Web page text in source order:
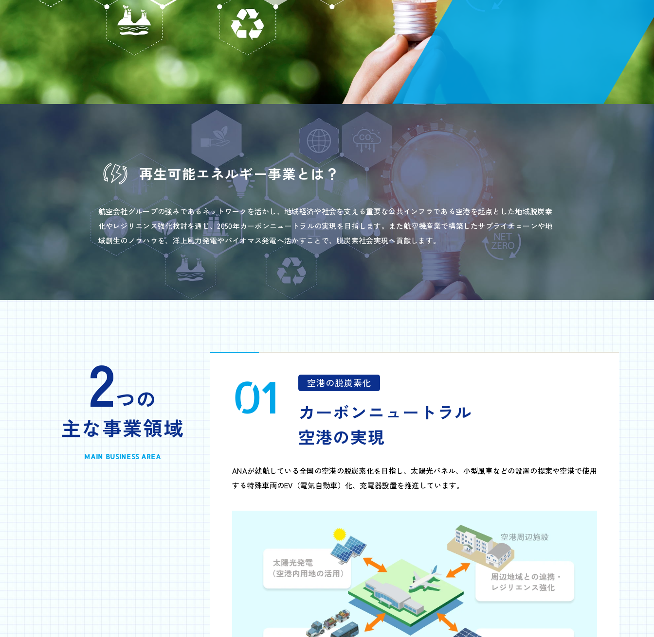
再生可能エネルギー事業とは？
航空会社グループの強みであるネットワークを活かし、地域経済や社会を支える重要な公共インフラである空港を起点とした地域脱炭素
化やレジリエンス強化検討を通じ、2050年カーボンニュートラルの実現を目指します。また航空機産業で構築したサプライチェーンや地
域創生のノウハウを、洋上風力発電やバイオマス発電へ活かすことで、脱炭素社会実現へ貢献します。
2つの
主な事業領域
MAIN BUSINESS AREA
01 空港の脱炭素化
カーボンニュートラル
空港の実現
ANAが就航している全国の空港の脱炭素化を目指し、太陽光パネル、小型風車などの設置の提案や空港で使用
する特殊車両のEV（電気自動車）化、充電器設置を推進しています。